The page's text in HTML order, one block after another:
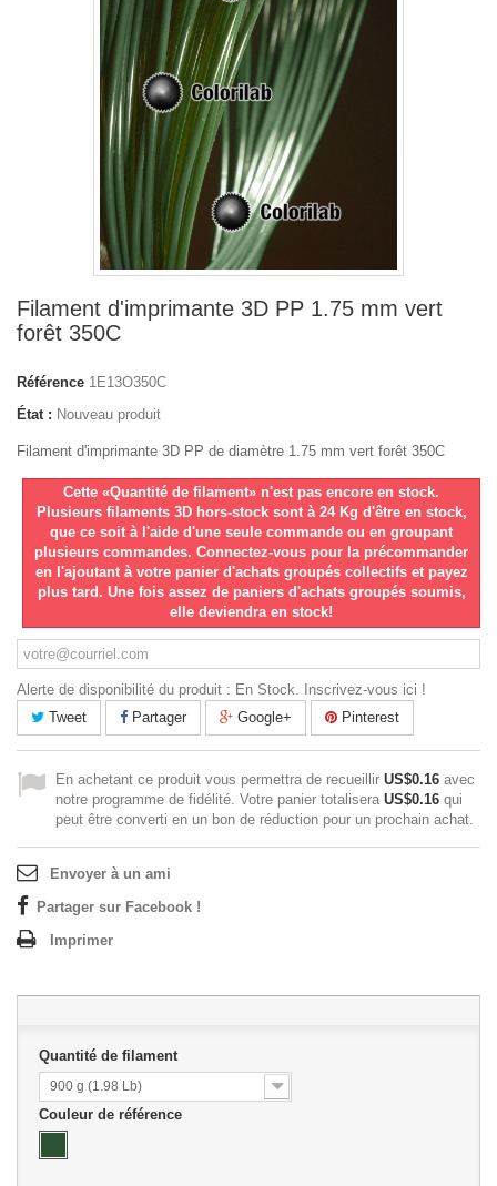
Filament d'imprimante 3D PP 1.75 mm vert
forêt 350C
Référence 1E13O350C
État : Nouveau produit
Filament d'imprimante 3D PP de diamètre 1.75 mm vert forêt 350C
Cette «Quantité de filament» n'est pas encore en stock.
Plusieurs filaments 3D hors-stock sont à 24 Kg d'être en stock,
que ce soit à l'aide d'une seule commande ou en groupant
plusieurs commandes. Connectez-vous pour la précommander
en l'ajoutant à votre panier d'achats groupés collectifs et payez
plus tard. Une fois assez de paniers d'achats groupés soumis,
elle deviendra en stock!
Alerte de disponibilité du produit : En Stock. Inscrivez-vous ici !
Tweet
Partager Google+ Pinterest
En achetant ce produit vous permettra de recueillir US$0.16 avec
notre programme de fidélité. Votre panier totalisera US$0.16 qui
peut être converti en un bon de réduction pour un prochain achat.
Envoyer à un ami
Partager sur Facebook !
Imprimer
Quantité de filament
900 g (1.98 Lb)
Couleur de référence